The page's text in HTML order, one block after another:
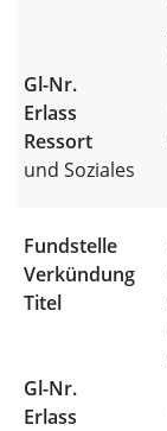
und Soziales